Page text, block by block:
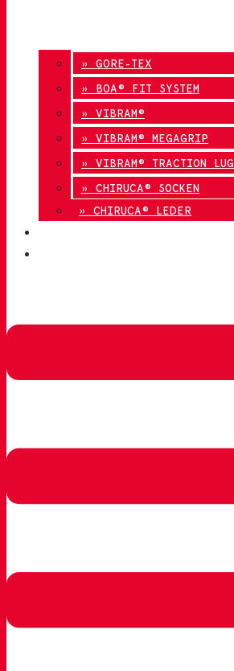
» GORE-TEX
» BOA® FIT SYSTEM
» VIBRAM®
» VIBRAM® MEGAGRIP
» VIBRAM® TRACTION LUG
» CHIRUCA® SOCKEN
» CHIRUCA® LEDER